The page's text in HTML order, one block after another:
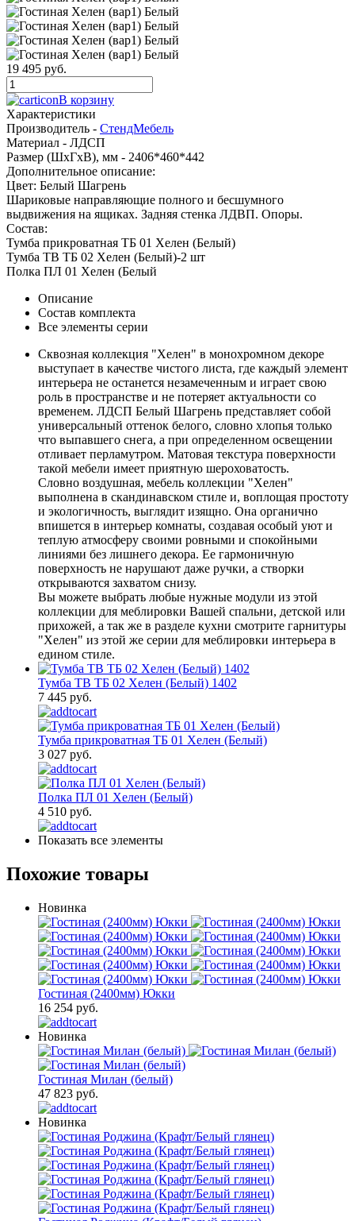
19 495 руб.
В корзину
Характеристики
Производитель - СтендМебель
Материал - ЛДСП
Размер (ШхГхВ), мм - 2406*460*442
Дополнительное описание:
Цвет: Белый Шагрень
Шариковые направляющие полного и бесшумного
выдвижения на ящиках. Задняя стенка ЛДВП. Опоры.
Состав:
Тумба прикроватная ТБ 01 Хелен (Белый)
Тумба ТВ ТБ 02 Хелен (Белый)-2 шт
Полка ПЛ 01 Хелен (Белый
Описание
Состав комплекта
Все элементы серии
Сквозная коллекция "Хелен" в монохромном декоре
выступает в качестве чистого листа, где каждый элемент
интерьера не останется незамеченным и играет свою
роль в пространстве и не потеряет актуальности со
временем. ЛДСП Белый Шагрень представляет собой
универсальный оттенок белого, словно хлопья только
что выпавшего снега, а при определенном освещении
отливает перламутром. Матовая текстура поверхности
такой мебели имеет приятную шероховатость.
Словно воздушная, мебель коллекции "Хелен"
выполнена в скандинавском стиле и, воплощая простоту
и экологичность, выглядит изящно. Она органично
впишется в интерьер комнаты, создавая особый уют и
теплую атмосферу своими ровными и спокойными
линиями без лишнего декора. Ее гармоничную
поверхность не нарушают даже ручки, а створки
открываются захватом снизу.
Вы можете выбрать любые нужные модули из этой
коллекции для меблировки Вашей спальни, детской или
прихожей, а так же в разделе кухни смотрите гарнитуры
"Хелен" из этой же серии для меблировки интерьера в
едином стиле.
Тумба ТВ ТБ 02 Хелен (Белый) 1402
7 445 руб.
Тумба прикроватная ТБ 01 Хелен (Белый)
3 027 руб.
Полка ПЛ 01 Хелен (Белый)
4 510 руб.
Показать все элементы
Похожие товары
Новинка
Гостиная (2400мм) Юкки
16 254 руб.
Новинка
Гостиная Милан (белый)
47 823 руб.
Новинка